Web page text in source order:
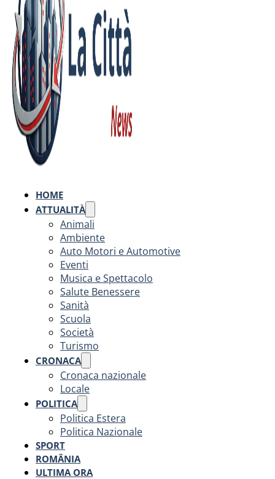
HOME
ATTUALITÀ
Animali
Ambiente
Auto Motori e Automotive
Eventi
Musica e Spettacolo
Salute Benessere
Sanità
Scuola
Società
Turismo
CRONACA
Cronaca nazionale
Locale
POLITICA
Politica Estera
Politica Nazionale
SPORT
ROMÂNIA
ULTIMA ORA